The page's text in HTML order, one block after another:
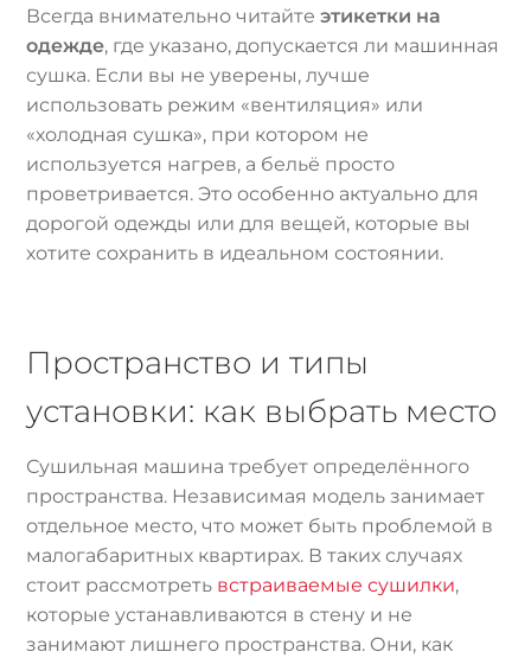
Всегда внимательно читайтеэтикетки на
одежде, где указано, допускается ли машинная
сушка. Если вы не уверены, лучше
использовать режим «вентиляция» или
«холодная сушка», при котором не
используется нагрев, а бельё просто
проветривается. Это особенно актуально для
дорогой одежды или для вещей, которые вы
хотите сохранить в идеальном состоянии.
Пространство и типы
установки: как выбрать место
Сушильная машина требует определённого
пространства. Независимая модель занимает
отдельное место, что может быть проблемой в
малогабаритных квартирах. В таких случаях
стоит рассмотреть встраиваемые сушилки,
которые устанавливаются в стену и не
занимают лишнего пространства. Они, как